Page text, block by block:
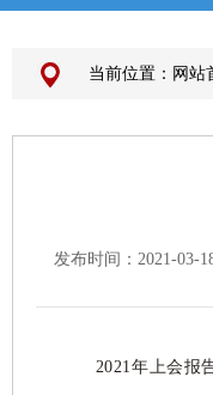
当前位置： 网站
发布时间：2021-03-
2021年上会报